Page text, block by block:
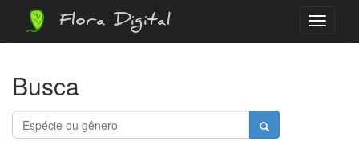
Menu
Flora Digital
Busca